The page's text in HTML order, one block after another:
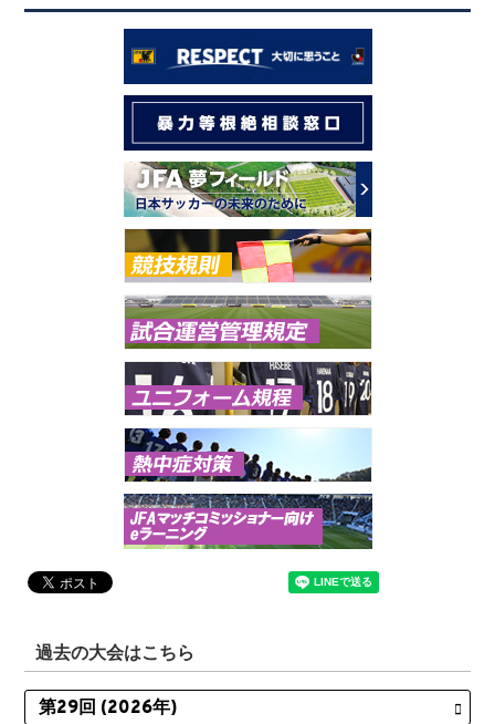
過去の大会はこちら